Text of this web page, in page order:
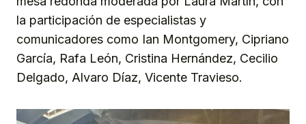
la participación de especialistas y
comunicadores como Ian Montgomery, Cipriano
García, Rafa León, Cristina Hernández, Cecilio
Delgado, Alvaro Díaz, Vicente Travieso.